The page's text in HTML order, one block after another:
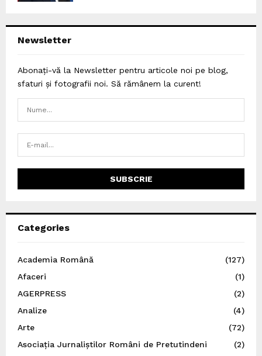
Newsletter
Abonați-vă la Newsletter pentru articole noi pe blog,
sfaturi și fotografii noi. Să rămânem la curent!
Categories
Academia Română
(127)
Afaceri
(1)
AGERPRESS
(2)
Analize
(4)
Arte
(72)
Asociația Jurnaliștilor Români de Pretutindeni
(2)